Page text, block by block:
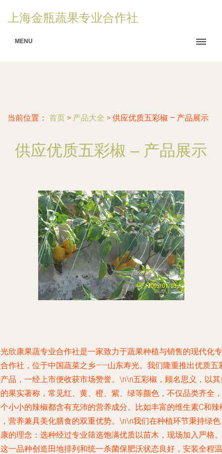
上海金瓶蔬果专业合作社
MENU
当前位置： 首页 > 产品大全 > 供应优质五彩椒 – 产品展示
供应优质五彩椒 – 产品展示
欣康果蔬专业合作社是一家致力于蔬果种植与销售的现代化专
作社，位于中国蔬菜之乡——山东寿光。我们隆重推出优质五
品，一经上市便收获市场赞誉。\n\n五彩椒，顾名思义，以
果实著称，常见红、黄、橙、紫、绿等颜色，不仅品类齐全，
小小的辣椒都含有充沛的营养成分。比如丰富的维生素C和辣
营养兼具美化膳食的双重优势。\n\n我们在种植环节秉持绿
的理念：选种经过专业筛选饱满优质以苗木，现场加入严格。
一品种创造田地排列和统一杀菌保肥沃状态良好，安装全程温